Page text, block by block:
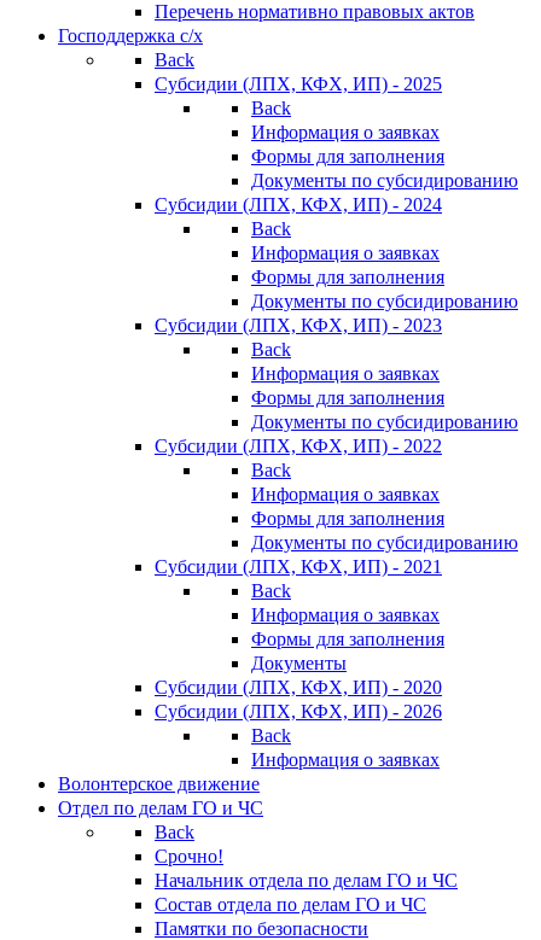
Перечень нормативно правовых актов
Господдержка с/х
Back
Субсидии (ЛПХ, КФХ, ИП) - 2025
Back
Информация о заявках
Формы для заполнения
Документы по субсидированию
Субсидии (ЛПХ, КФХ, ИП) - 2024
Back
Информация о заявках
Формы для заполнения
Документы по субсидированию
Субсидии (ЛПХ, КФХ, ИП) - 2023
Back
Информация о заявках
Формы для заполнения
Документы по субсидированию
Субсидии (ЛПХ, КФХ, ИП) - 2022
Back
Информация о заявках
Формы для заполнения
Документы по субсидированию
Субсидии (ЛПХ, КФХ, ИП) - 2021
Back
Информация о заявках
Формы для заполнения
Документы
Субсидии (ЛПХ, КФХ, ИП) - 2020
Субсидии (ЛПХ, КФХ, ИП) - 2026
Back
Информация о заявках
Волонтерское движение
Отдел по делам ГО и ЧС
Back
Срочно!
Начальник отдела по делам ГО и ЧС
Состав отдела по делам ГО и ЧС
Памятки по безопасности